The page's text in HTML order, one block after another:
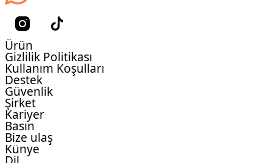
Ürün
Gizlilik Politikası
Kullanım Koşulları
Destek
Güvenlik
Şirket
Kariyer
Basın
Bize ulaş
Künye